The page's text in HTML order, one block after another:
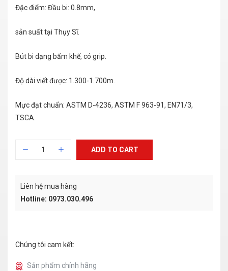
Đặc điểm: Đầu bi: 0.8mm,
sản suất tại Thụy Sĩ.
Bút bi dạng bấm khế, có grip.
Độ dài viết được: 1.300-1.700m.
Mực đạt chuẩn: ASTM D-4236, ASTM F 963-91, EN71/3,
TSCA.
ADD TO CART
Liên hệ mua hàng
Hotline: 0973.030.496
Chúng tôi cam kết:
Sản phẩm chính hãng